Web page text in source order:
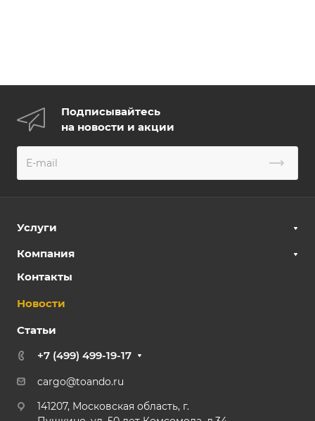
Подписывайтесь
на новости и акции
Услуги
Компания
Контакты
Новости
Статьи
+7 (499) 499-19-17
cargo@toando.ru
141207, Московская область, г.